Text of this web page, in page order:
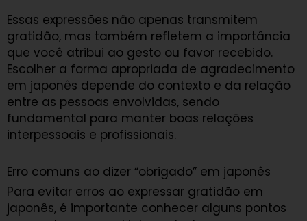
Essas expressões não apenas transmitem
gratidão, mas também refletem a importância
que você atribui ao gesto ou favor recebido.
Escolher a forma apropriada de agradecimento
em japonês depende do contexto e da relação
entre as pessoas envolvidas, sendo
fundamental para manter boas relações
interpessoais e profissionais.
Erro comuns ao dizer “obrigado” em japonês
Para evitar erros ao expressar gratidão em
japonês, é importante conhecer alguns pontos